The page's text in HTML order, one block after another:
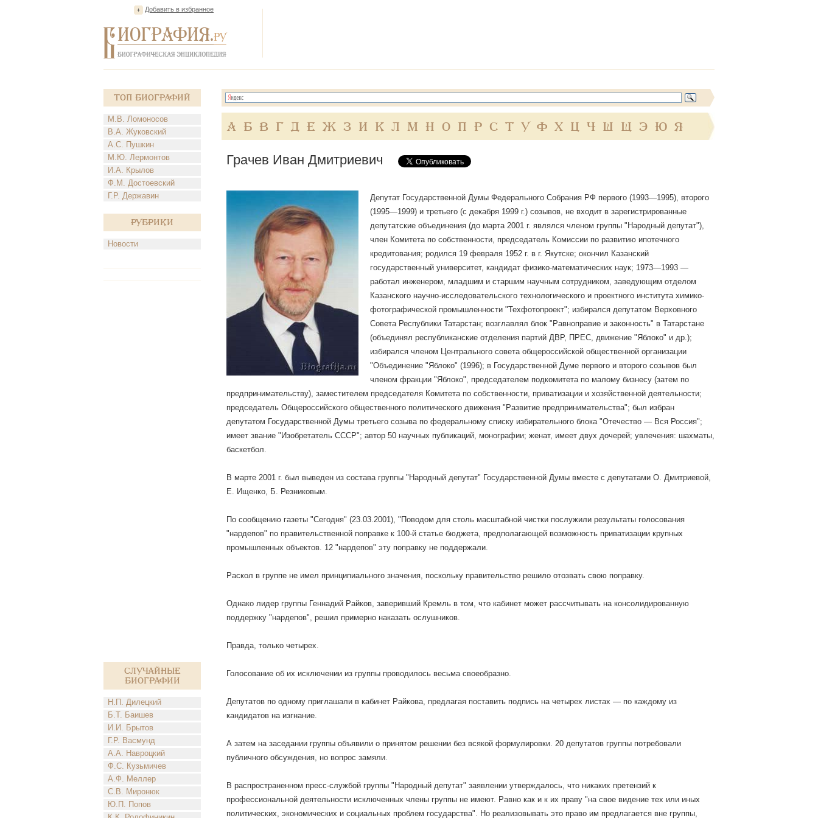
Добавить в избранное
Топ Биографий
М.В. Ломоносов
В.А. Жуковский
А.С. Пушкин
М.Ю. Лермонтов
И.А. Крылов
Ф.М. Достоевский
Г.Р. Державин
Рубрики
Новости
Случайные
биографии
Н.П. Дилецкий
Б.Т. Баишев
И.И. Брытов
Г.Р. Васмунд
А.А. Навроцкий
Ф.С. Кузьмичев
А.Ф. Меллер
С.В. Миронюк
Ю.П. Попов
А Б В Г Д Е Ж З И К Л М Н О П Р С Т У Ф Х Ц Ч Ш Щ Э Ю Я
Грачев Иван Дмитриевич
Депутат Государственной Думы Федерального Собрания РФ первого (1993—1995), второго
(1995—1999) и третьего (с декабря 1999 г.) созывов, не входит в зарегистрированные
депутатские объединения (до марта 2001 г. являлся членом группы "Народный депутат"),
член Комитета по собственности, председатель Комиссии по развитию ипотечного
кредитования; родился 19 февраля 1952 г. в г. Якутске; окончил Казанский
государственный университет, кандидат физико-математических наук; 1973—1993 —
работал инженером, младшим и старшим научным сотрудником, заведующим отделом
Казанского научно-исследовательского технологического и проектного института химико-
фотографической промышленности "Техфотопроект"; избирался депутатом Верховного
Совета Республики Татарстан; возглавлял блок "Равноправие и законность" в Татарстане
(объединял республиканские отделения партий ДВР, ПРЕС, движение "Яблоко" и др.);
избирался членом Центрального совета общероссийской общественной организации
"Объединение "Яблоко" (1996); в Государственной Думе первого и второго созывов был
членом фракции "Яблоко", председателем подкомитета по малому бизнесу (затем по
предпринимательству), заместителем председателя Комитета по собственности, приватизации и хозяйственной деятельности;
председатель Общероссийского общественного политического движения "Развитие предпринимательства"; был избран
депутатом Государственной Думы третьего созыва по федеральному списку избирательного блока "Отечество — Вся Россия";
имеет звание "Изобретатель СССР"; автор 50 научных публикаций, монографии; женат, имеет двух дочерей; увлечения: шахматы,
баскетбол.
В марте 2001 г. был выведен из состава группы "Народный депутат" Государственной Думы вместе с депутатами О. Дмитриевой,
Е. Ищенко, Б. Резниковым.
По сообщению газеты "Сегодня" (23.03.2001), "Поводом для столь масштабной чистки послужили результаты голосования
"нардепов" по правительственной поправке к 100-й статье бюджета, предполагающей возможность приватизации крупных
промышленных объектов. 12 "нардепов" эту поправку не поддержали.
Раскол в группе не имел принципиального значения, поскольку правительство решило отозвать свою поправку.
Однако лидер группы Геннадий Райков, заверивший Кремль в том, что кабинет может рассчитывать на консолидированную
поддержку "нардепов", решил примерно наказать ослушников.
Правда, только четырех.
Голосование об их исключении из группы проводилось весьма своеобразно.
Депутатов по одному приглашали в кабинет Райкова, предлагая поставить подпись на четырех листах — по каждому из
кандидатов на изгнание.
А затем на заседании группы объявили о принятом решении без всякой формулировки. 20 депутатов группы потребовали
публичного обсуждения, но вопрос замяли.
В распространенном пресс-службой группы "Народный депутат" заявлении утверждалось, что никаких претензий к
профессиональной деятельности исключенных члены группы не имеют. Равно как и к их праву "на свое видение тех или иных
политических, экономических и социальных проблем государства". Но реализовывать это право им предлагается вне группы,